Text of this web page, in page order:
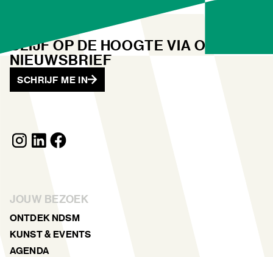
JOUW BEZOEK
ONTDEK NDSM
KUNST & EVENTS
AGENDA
BLIJF OP DE HOOGTE VIA ONZE
NIEUWSBRIEF
SCHRIJF ME IN